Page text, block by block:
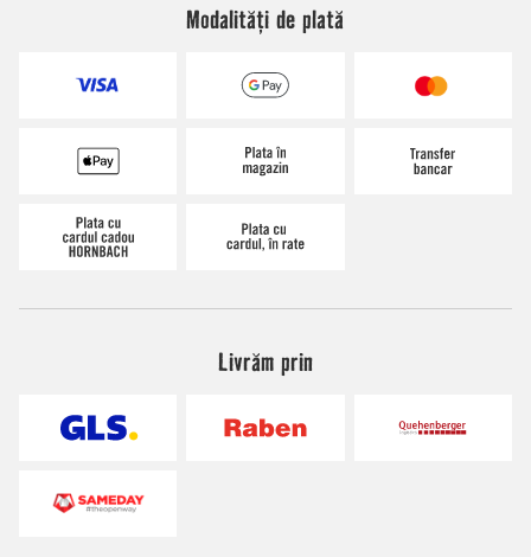
Modalități de plată
Livrăm prin